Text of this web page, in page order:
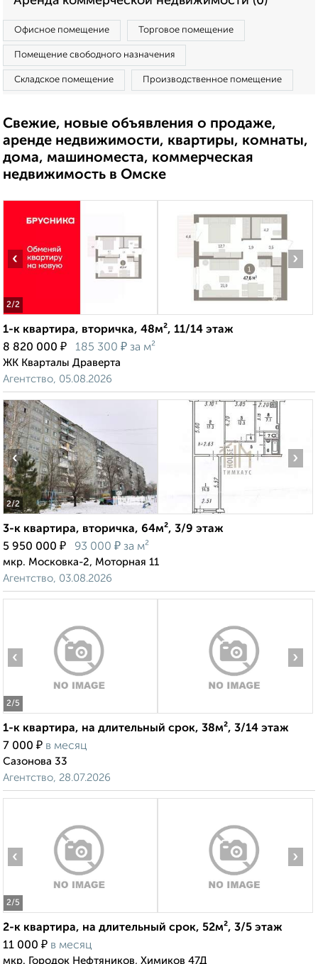
Офисное помещение Торговое помещение
Помещение свободного назначения
Складское помещение Производственное помещение
Свежие, новые объявления о продаже,
аренде недвижимости, квартиры, комнаты,
дома, машиноместа, коммерческая
недвижимость в Омске
2/2
‹ ›
1-к квартира, вторичка, 48м², 11/14 этаж
8 820 000 ₽ 185 300 ₽ за м²
ЖК Кварталы Драверта
Агентство, 05.08.2026
2/2
‹ ›
3-к квартира, вторичка, 64м², 3/9 этаж
5 950 000 ₽ 93 000 ₽ за м²
мкр. Московка-2, Моторная 11
Агентство, 03.08.2026
2/5
‹ ›
1-к квартира, на длительный срок, 38м², 3/14 этаж
7 000 ₽ в месяц
Сазонова 33
Агентство, 28.07.2026
2/5
‹ ›
2-к квартира, на длительный срок, 52м², 3/5 этаж
11 000 ₽ в месяц
мкр. Городок Нефтяников, Химиков 47Д